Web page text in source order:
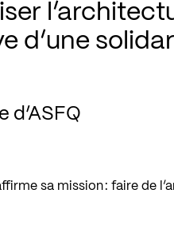
d’une
d’ASFQ
sa mission : faire de